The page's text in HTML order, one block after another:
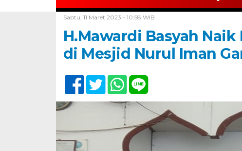
Sabtu, 11 Maret 2023 - 10:58 WIB
H.Mawardi Basyah
di Mesjid Nurul Iman